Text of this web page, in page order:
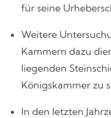
für seine
Weitere
Kammern dazu
liegenden
Königskammer zu
In den letzten